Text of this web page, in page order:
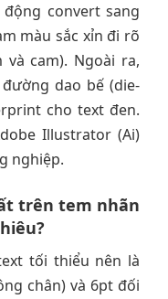
convert sang
màu sắc xỉn đi rõ
cam). Ngoài ra,
dao bế (die-
cho text đen.
Illustrator (Ai)
nghiệp.
trên tem nhãn
tối thiểu nên là
chân) và 6pt đối